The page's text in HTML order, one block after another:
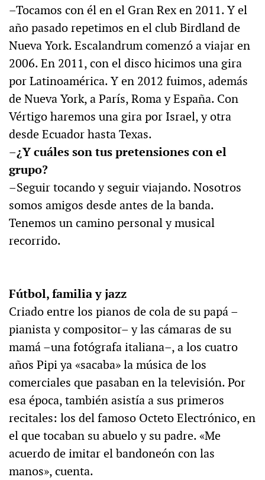
–Tocamos con él en el Gran Rex en 2011. Y el
año pasado repetimos en el club Birdland de
Nueva York. Escalandrum comenzó a viajar en
2006. En 2011, con el disco hicimos una gira
por Latinoamérica. Y en 2012 fuimos, además
de Nueva York, a París, Roma y España. Con
Vértigo haremos una gira por Israel, y otra
desde Ecuador hasta Texas.
–¿Y cuáles son tus pretensiones con el
grupo?
–Seguir tocando y seguir viajando. Nosotros
somos amigos desde antes de la banda.
Tenemos un camino personal y musical
recorrido.
Fútbol, familia y jazz
Criado entre los pianos de cola de su papá –
pianista y compositor– y las cámaras de su
mamá –una fotógrafa italiana–, a los cuatro
años Pipi ya «sacaba» la música de los
comerciales que pasaban en la televisión. Por
esa época, también asistía a sus primeros
recitales: los del famoso Octeto Electrónico, en
el que tocaban su abuelo y su padre. «Me
acuerdo de imitar el bandoneón con las
manos», cuenta.